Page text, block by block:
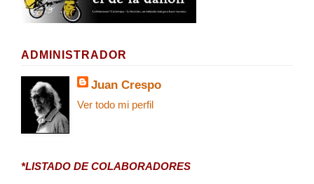
ADMINISTRADOR
Juan Crespo
Ver todo mi perfil
*LISTADO DE COLABORADORES